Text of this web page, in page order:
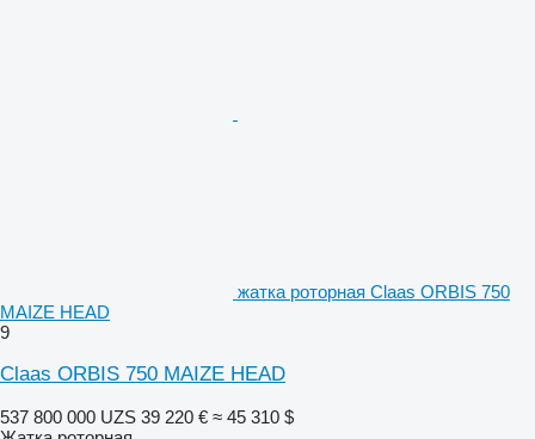
жатка роторная Claas ORBIS 750
MAIZE HEAD
9
Claas ORBIS 750 MAIZE HEAD
537 800 000 UZS 39 220 € ≈ 45 310 $